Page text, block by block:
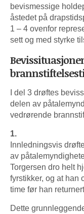
bevismessige
åstedet på
1 – 4 ovenfor
sett og med styrke
I del 3 drøftes
delen av
vedrørende
1.
Innledningsvis
av
Torgersen dro helt
fyrstikker, og at han
time før han
Dette